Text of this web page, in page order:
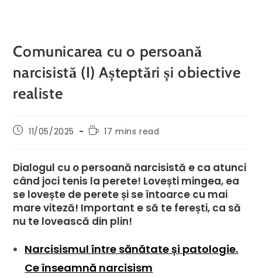
Comunicarea cu o persoană
narcisistă (I) Așteptări și obiective
realiste
11/05/2025 17 mins read
Dialogul cu o persoană narcisistă e ca atunci
când joci tenis la perete! Lovești mingea, ea
se lovește de perete și se întoarce cu mai
mare viteză! Important e să te ferești, ca să
nu te lovească din plin!
Narcisismul între sănătate și patologie.
Ce înseamnă narcisism